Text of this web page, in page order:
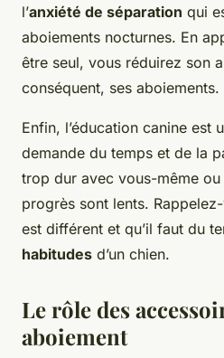
l’anxiété de séparation qui
aboiements nocturnes. En
être seul, vous réduirez son
conséquent, ses aboiements.
Enfin, l’éducation canine est
demande du temps et de la
trop dur avec vous-même
progrès sont lents.
est différent et qu’il faut du
habitudes d’un chien.
Le rôle des
aboiement